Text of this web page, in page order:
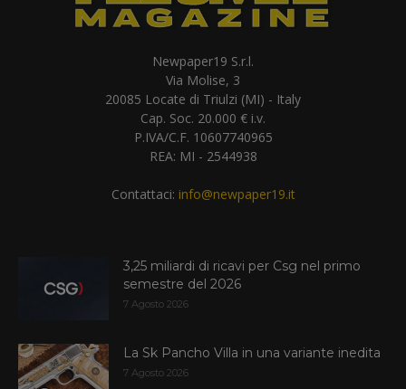
Newpaper19 S.r.l.
Via Molise, 3
20085 Locate di Triulzi (MI) - Italy
Cap. Soc. 20.000 € i.v.
P.IVA/C.F. 10607740965
REA: MI - 2544938
Contattaci: info@newpaper19.it
3,25 miliardi di ricavi per Csg nel primo
semestre del 2026
7 Agosto 2026
La Sk Pancho Villa in una variante inedita
7 Agosto 2026